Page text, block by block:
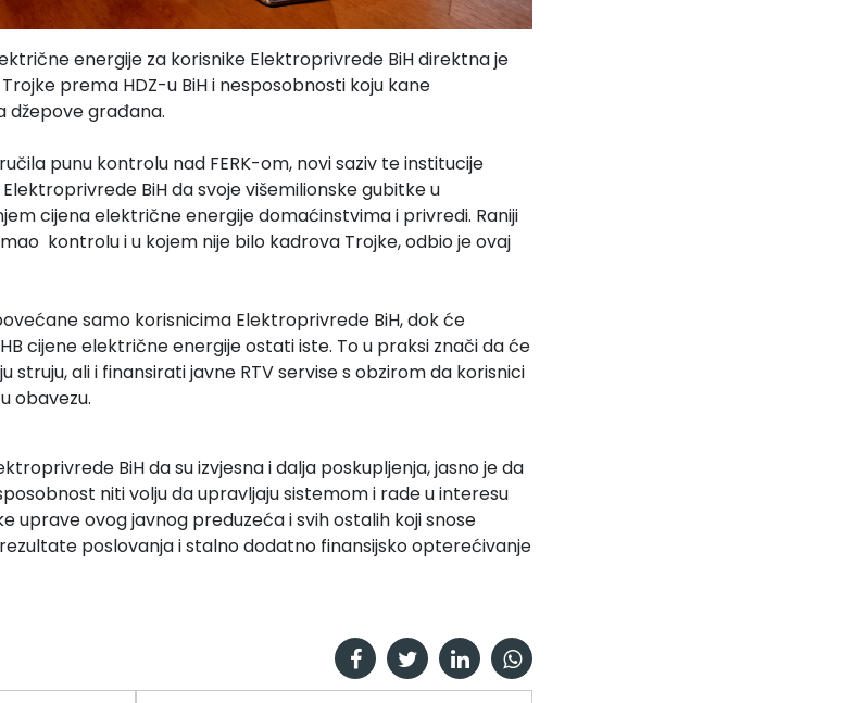
energije za korisnike Elektroprivrede BiH direktna je
prema HDZ-u BiH i nesposobnosti koju kane
džepove građana.
punu kontrolu nad FERK-om, novi saziv te institucije
BiH da svoje višemilionske gubitke u
cijena električne energije domaćinstvima i privredi. Raniji
kontrolu i u kojem nije bilo kadrova Trojke, odbio je ovaj
samo korisnicima Elektroprivrede BiH, dok će
cijene električne energije ostati iste. To u praksi znači da će
struju, ali i finansirati javne RTV servise s obzirom da korisnici
obavezu.
BiH da su izvjesna i dalja poskupljenja, jasno je da
niti volju da upravljaju sistemom i rade u interesu
uprave ovog javnog preduzeća i svih ostalih koji snose
poslovanja i stalno dodatno finansijsko opterećivanje